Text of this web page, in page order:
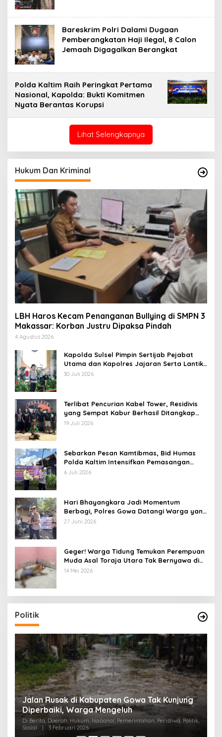
Bareskrim Polri Dalami Dugaan
Pemberangkatan Haji Ilegal, 8 Calon
Jemaah Digagalkan Berangkat
Polda Kaltim Raih Peringkat Pertama
Nasional, Kapolda: Bukti Komitmen
Nyata Berantas Korupsi
Lihat Selengkapnya
Hukum Dan Kriminal
LBH Haros Kecam Penanganan Bullying di SMPN 3
Makassar: Korban Justru Dipaksa Pindah
4 Agustus 2026
Kapolda Sulsel Pimpin Sertijab Pejabat
Utama dan Kapolres Jajaran Serta Lantik
Karolog dan Kapolresta Gowa
30 Juli 2026
Terlibat Pencurian Kabel Tower, Residivis
yang Sempat Kabur Berhasil Ditangkap
Tim Gabungan di Jeneponto
19 Juli 2026
Sebarkan Pesan Kamtibmas, Bid Humas
Polda Kaltim Intensifkan Pemasangan
Spanduk serta Pembagian Stiker
6 Juli 2026
Hari Bhayangkara Jadi Momentum
Berbagi, Polres Gowa Datangi Warga yang
Membutuhkan
27 Juni 2026
Geger! Warga Tidung Temukan Perempuan
Muda Asal Toraja Utara Tak Bernyawa di
Kamar Kos
14 Mei 2026
Politik
Jalan Rusak di Kabupaten Gowa Tak Kunjung
Diperbaiki, Warga Mengeluh
Di Berita, Daerah, Hukum, Nasional, Pemerintahan, Peristiwa, Politik,
Sosial
| 3 Februari 2026